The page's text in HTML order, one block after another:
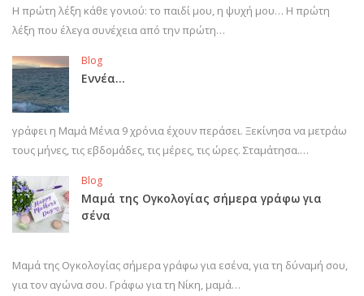
Η πρώτη λέξη κάθε γονιού: το παιδί μου, η ψυχή μου… Η πρώτη
λέξη που έλεγα συνέχεια από την πρώτη…
Blog
Εννέα…
γράφει η Μαμά Μένια 9 χρόνια έχουν περάσει. Ξεκίνησα να μετράω
τους μήνες, τις εβδομάδες, τις μέρες, τις ώρες. Σταμάτησα.…
Blog
Μαμά της Ογκολογίας σήμερα γράφω για
σένα
Μαμά της Ογκολογίας σήμερα γράφω για εσένα, για τη δύναμή σου,
για τον αγώνα σου. Γράφω για τη Νίκη, μαμά…